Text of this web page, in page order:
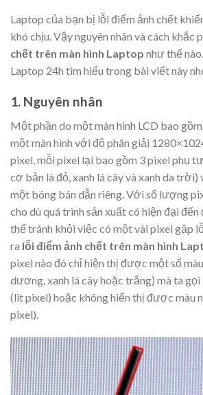
Laptop của bạn bị lỗi điểm ảnh chết
khó chịu. Vậy nguyên nhân và cách khắc
chết trên màn hình Laptop như thế
Laptop 24h tìm hiểu trong bài viết này
1. Nguyên nhân
Một phần do một màn hình LCD bao
một màn hình với độ phân giải
pixel, mỗi pixel lại bao gồm 3 pixel phụ
cơ bản là đỏ, xanh lá cây và xanh da trời)
một bóng bán dẫn riêng. Với số lượng
cho dù quá trình sản xuất có hiện đại
thể tránh khỏi việc có một vài pixel gặp
ra lỗi điểm ảnh chết trên màn hình
pixel nào đó chỉ hiện thị được một số
dương, xanh lá cây hoặc trắng) mà ta gọi
(lit pixel) hoặc không hiển thị được màu
pixel).